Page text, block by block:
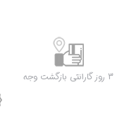
3 روز گارانتی بازگشت وجه